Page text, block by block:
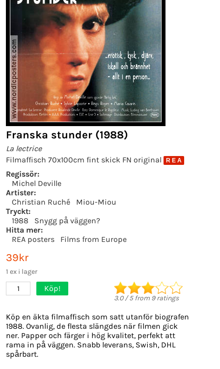
Franska stunder (1988)
La lectrice
Filmaffisch 70x100cm fint skick FN original
R E A
Regissör:
Michel Deville
Artister:
Christian Ruché
Miou-Miou
Tryckt:
1988
Snygg på väggen?
Hitta mer:
REA posters
Films from Europe
39kr
1 ex i lager
1 Köp!
3.0/5from 9ratings
Köp en äkta filmaffisch som satt utanför biografen
1988. Ovanlig, de flesta slängdes när filmen gick
ner. Papper och färger i hög kvalitet, perfekt att
rama in på väggen. Snabb leverans, Swish, DHL
spårbart.